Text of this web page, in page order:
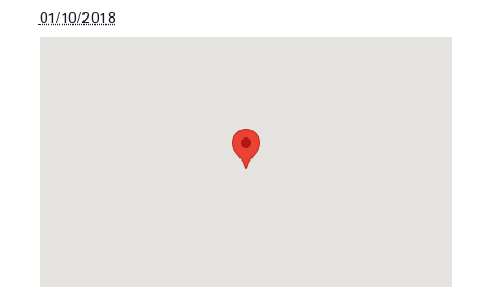
01/10/2018